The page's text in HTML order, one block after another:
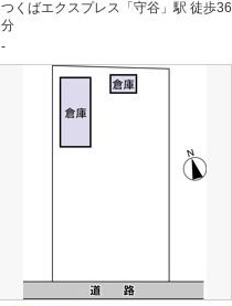
つくばエクスプレス「守谷」駅 徒歩36
分
-